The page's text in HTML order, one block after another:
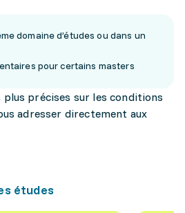
domaine d’études ou dans un
pour certains masters
précises sur les conditions
adresser directement aux
études